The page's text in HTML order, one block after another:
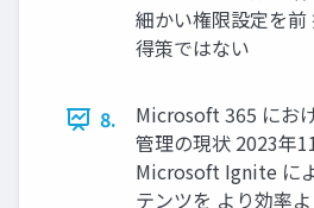
細かい権限設定を
得策ではない
8.
Microsoft 365 にお
管理の現状 2023年
Microsoft Ignite に
テンツを より効率